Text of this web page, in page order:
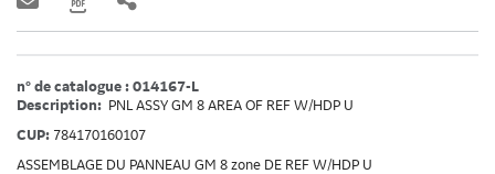
n° de catalogue : 014167-L
Description: PNL ASSY GM 8 AREA OF REF W/HDP U
CUP: 784170160107
ASSEMBLAGE DU PANNEAU GM 8 zone DE REF W/HDP U